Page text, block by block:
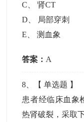
C 、肾CT
D
局部穿刺
E 、测血象
答案： A
8 、【单选题 】
患者经临床血象
热肾破裂，采取